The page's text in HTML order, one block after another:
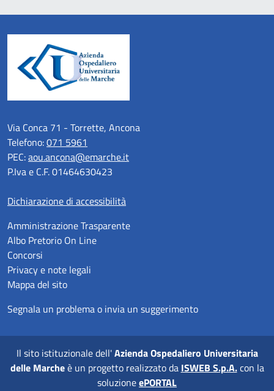
Via Conca 71 - Torrette, Ancona
Telefono:071 5961
PEC:aou.ancona@emarche.it
P.Iva e C.F. 01464630423
Dichiarazione di accessibilità
Amministrazione Trasparente
Albo Pretorio On Line
Concorsi
Privacy e note legali
Mappa del sito
Segnala un problema o invia un suggerimento
Il sito istituzionale dell'Azienda Ospedaliero Universitaria
delle Marcheè un progetto realizzato da ISWEB S.p.A.con la
soluzioneePORTAL